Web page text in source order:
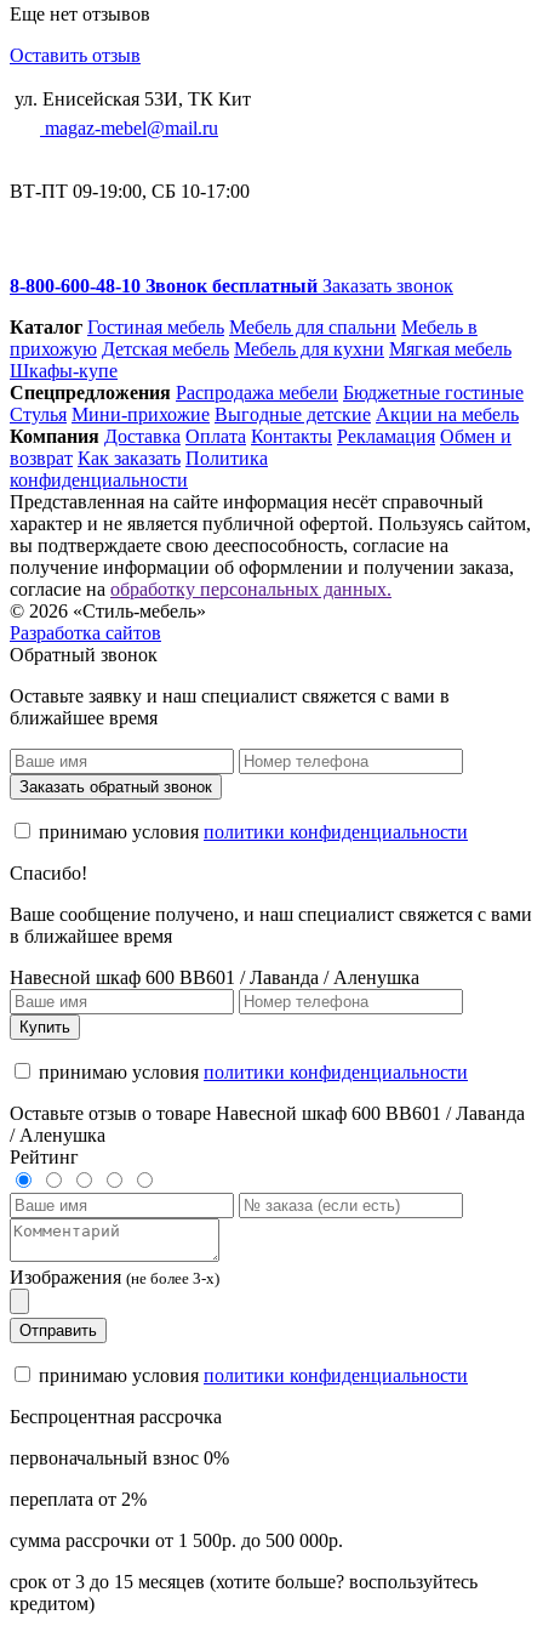
Еще нет отзывов
Оставить отзыв
ул. Енисейская 53И, ТК Кит
magaz-mebel@mail.ru
ВТ-ПТ 09-19:00, СБ 10-17:00
8-800-600-48-10 Звонок бесплатный Заказать звонок
Каталог Гостиная мебель Мебель для спальни Мебель в
прихожую Детская мебель Мебель для кухни Мягкая мебель
Шкафы-купе
Спец­предложения Распродажа мебели Бюджетные гостиные
Стулья Мини-прихожие Выгодные детские Акции на мебель
Компания Доставка Оплата Контакты Рекламация Обмен и
возврат Как заказать Политика
конфиденциальности
Представленная на сайте информация несёт справочный
характер и не является публичной офертой. Пользуясь сайтом,
вы подтверждаете свою дееспособность, согласие на
получение информации об оформлении и получении заказа,
согласие на обработку персональных данных.
© 2026 «Стиль-мебель»
Разработка сайтов
Обратный звонок
Оставьте заявку и наш специалист свяжется с вами в
ближайшее время
Заказать обратный звонок
принимаю условия политики конфиденциальности
Спасибо!
Ваше сообщение получено, и наш специалист свяжется с вами
в ближайшее время
Навесной шкаф 600 ВВ601 / Лаванда / Аленушка
Купить
принимаю условия политики конфиденциальности
Оставьте отзыв о товаре Навесной шкаф 600 ВВ601 / Лаванда
/ Аленушка
Рейтинг
Изображения (не более 3-х)
Отправить
принимаю условия политики конфиденциальности
Беспроцентная рассрочка
первоначальный взнос 0%
переплата от 2%
сумма рассрочки от 1 500р. до 500 000р.
срок от 3 до 15 месяцев (хотите больше? воспользуйтесь
кредитом)